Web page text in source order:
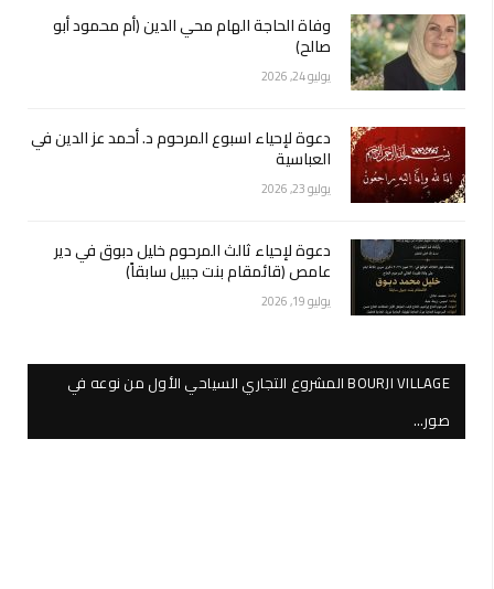
وفاة الحاجة الهام محي الدين (أم محمود أبو
صالح)
يوليو 24, 2026
دعوة لإحياء اسبوع المرحوم د. أحمد عز الدين في
العباسية
يوليو 23, 2026
دعوة لإحياء ثالث المرحوم خليل دبوق في دير
عامص (قائمقام بنت جبيل سابقاً)
يوليو 19, 2026
BOURJI VILLAGE المشروع التجاري السياحي الأول من نوعه في
صور…